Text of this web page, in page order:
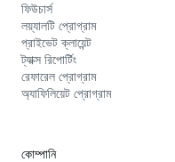
ফিউচার্স
লয়্যালটি প্রোগ্রাম
প্রাইভেট ক্লায়েন্ট
ট্যাক্স রিপোর্টিং
রেফারেল প্রোগ্রাম
অ্যাফিলিয়েট প্রোগ্রাম
কোম্পানি